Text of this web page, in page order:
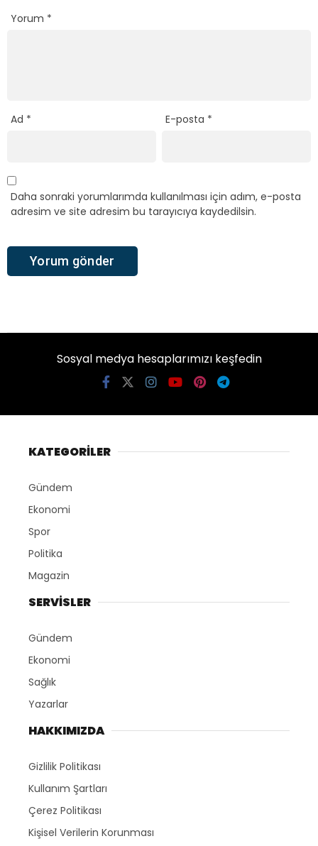
Yorum *
Ad * E-posta *
Daha sonraki yorumlarımda kullanılması için adım, e-posta
adresim ve site adresim bu tarayıcıya kaydedilsin.
Sosyal medya hesaplarımızı keşfedin
KATEGORİLER
Gündem
Ekonomi
Spor
Politika
Magazin
SERVİSLER
Gündem
Ekonomi
Sağlık
Yazarlar
HAKKIMIZDA
Gizlilik Politikası
Kullanım Şartları
Çerez Politikası
Kişisel Verilerin Korunması